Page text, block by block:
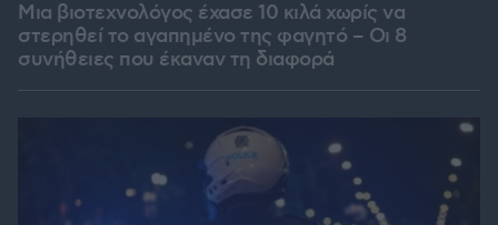
Μια βιοτεχνολόγος έχασε 10 κιλά χωρίς να
στερηθεί το αγαπημένο της φαγητό – Οι 8
συνήθειες που έκαναν τη διαφορά